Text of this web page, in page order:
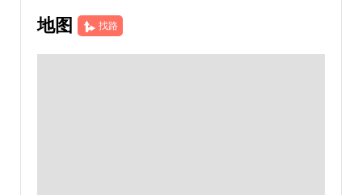
地图 找路